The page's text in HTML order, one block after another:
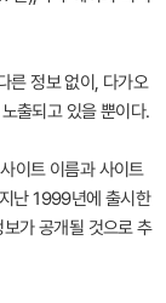
른 정보 없이, 다가오
출되고 있을 뿐이다.
이트 이름과 사이트
난 1999년에 출시한
가 공개될 것으로 추